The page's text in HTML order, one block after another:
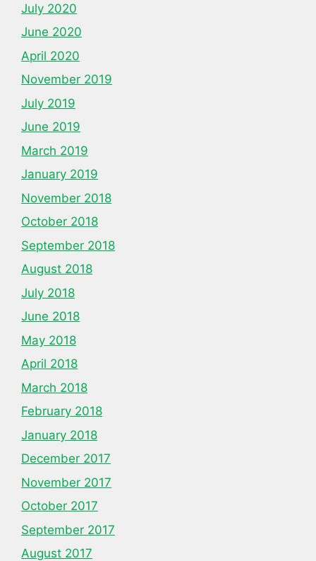
July 2020
June 2020
April 2020
November 2019
July 2019
June 2019
March 2019
January 2019
November 2018
October 2018
September 2018
August 2018
July 2018
June 2018
May 2018
April 2018
March 2018
February 2018
January 2018
December 2017
November 2017
October 2017
September 2017
August 2017